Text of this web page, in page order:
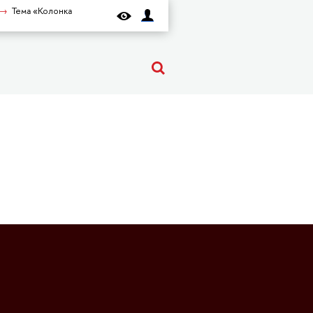
Тема «Колонка